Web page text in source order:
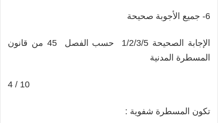
6- جميع الأجوبة صحيحة
الإجابة الصحيحة 1/2/3/5 حسب الفصل 45 من قانون
المسطرة المدنية
4 / 10
تكون المسطرة شفوية :